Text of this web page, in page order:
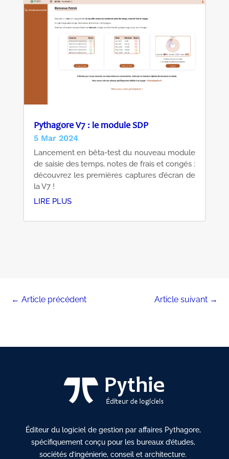
Pythagore V7 : le module SDP
5 Mar 2024
Lancement en bêta-test du nouveau module
de saisie des temps, notes de frais et congés :
découvrez les premières captures d’écran de
la V7 !
LIRE PLUS
←Article précédent Article suivant→
Éditeur du logiciel de gestion par affaires Pythagore,
spécifiquement conçu pour les bureaux d’études,
sociétés d’ingénierie, conseil et architecture.